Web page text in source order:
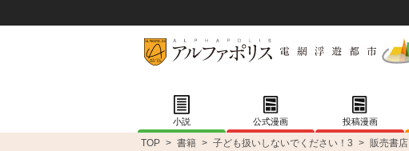
小説 公式漫画 投稿漫画
TOP > 書籍 > 子ども扱いしないでください！3 > 販売書店